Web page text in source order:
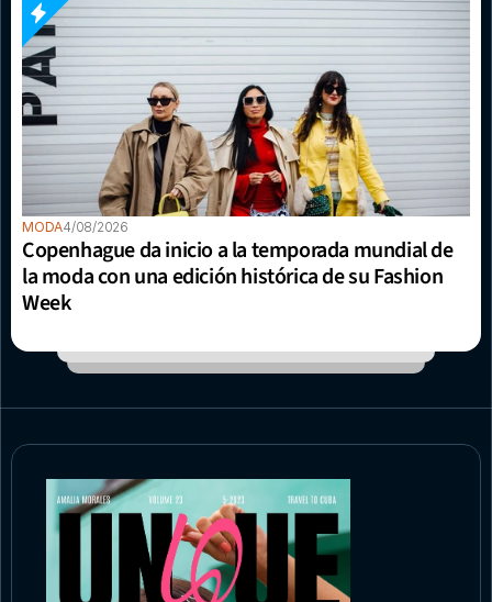
MODA4/08/2026
Copenhague da inicio a la temporada mundial de
la moda con una edición histórica de su Fashion
Week